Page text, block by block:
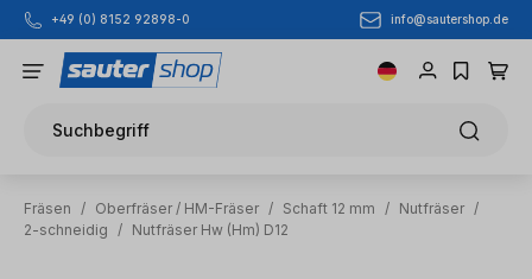
Zum Hauptinhalt springen
+49 (0) 8152 92898-0 info@sautershop.de
Suchbegriff
Fräsen / Oberfräser / HM-Fräser / Schaft 12 mm / Nutfräser /
2-schneidig
/ Nutfräser Hw (Hm) D12